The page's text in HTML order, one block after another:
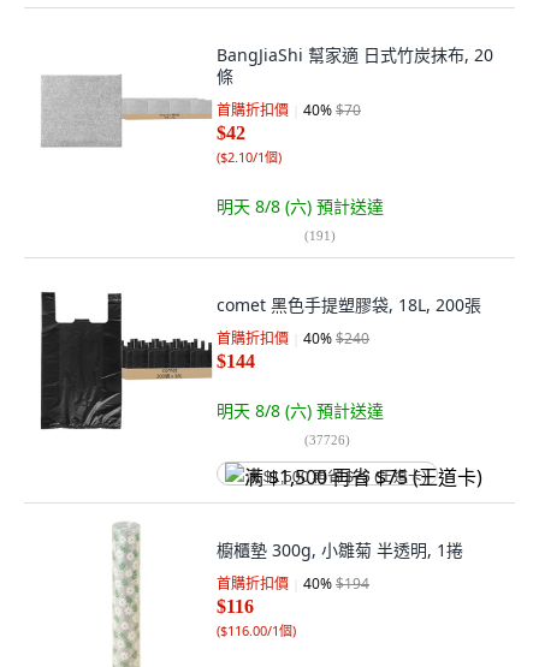
BangJiaShi 幫家適 日式竹炭抹布, 20
條
首購折扣價 40%$70
$42
($2.10/1個)
明天 8/8 (六) 預計送達
(191)
comet 黑色手提塑膠袋, 18L, 200張
首購折扣價 40%$240
$144
明天 8/8 (六) 預計送達
(37726)
满 $1,500 再省 $75 (王道卡)
櫥櫃墊 300g, 小雛菊 半透明, 1捲
首購折扣價 40%$194
$116
($116.00/1個)